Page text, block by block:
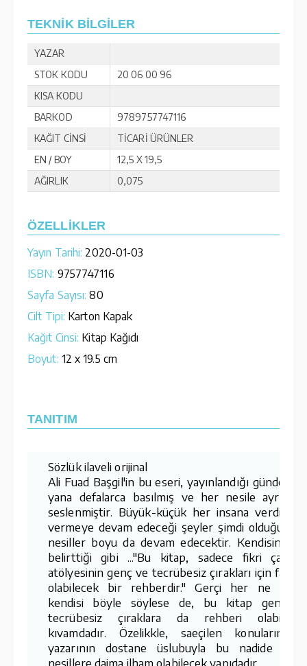
TEKNİK BİLGİLER
YAZAR
STOK KODU
20 06 00 96
KISA KODU
BARKOD
9789757747116
KAĞIT CİNSİ
TİCARİ ÜRÜNLER
EN / BOY
12,5 X 19,5
AĞIRLIK
0,075
ÖZELLİKLER
Yayın Tarihi: 2020-01-03
ISBN: 9757747116
Sayfa Sayısı: 80
Cilt Tipi: Karton Kapak
Kağıt Cinsi: Kitap Kağıdı
Boyut: 12 x 19.5 cm
TANITIM
Sözlük ilaveli orijinal
Ali Fuad Başgil'in bu eseri, yayınlandığı günden
yana defalarca basılmış ve her nesile ayrı
seslenmiştir. Büyük-küçük her insana verdiği
vermeye devam edeceği şeyler şimdi olduğu
nesiller boyu da devam edecektir. Kendisinin
belirttiği gibi ..."Bu kitap, sadece fikri
atölyesinin genç ve tecrübesiz çırakları için
olabilecek bir rehberdir." Gerçi her ne
kendisi böyle söylese de, bu kitap genç
tecrübesiz çıraklara da rehberi
kıvamdadır. Özelikkle, saeçilen konuların
yazarının dostane üslubuyla bu nadide
nesillere daima ilham olabilecek yapıdadır.